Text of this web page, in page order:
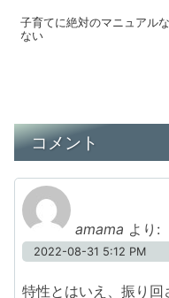
子育てに絶対のマニュアル
ない
コメント
amama より:
2022-08-31 5:12 PM
特性とはいえ、振り回